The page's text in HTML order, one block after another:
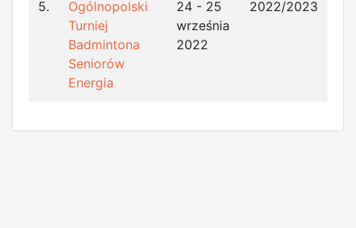
5.
Ogólnopolski
Turniej
Badmintona
Seniorów
Energia
24 - 25
września
2022
2022/2023